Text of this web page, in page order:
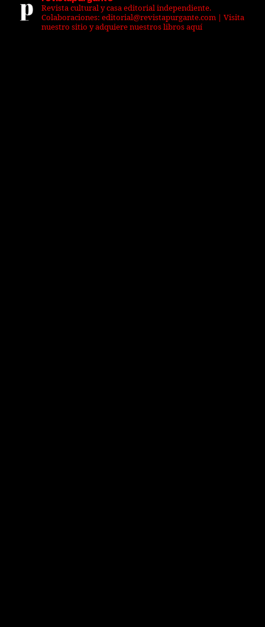
Revista cultural y casa editorial independiente.
Colaboraciones: editorial@revistapurgante.com | Visita
nuestro sitio y adquiere nuestros libros aquí